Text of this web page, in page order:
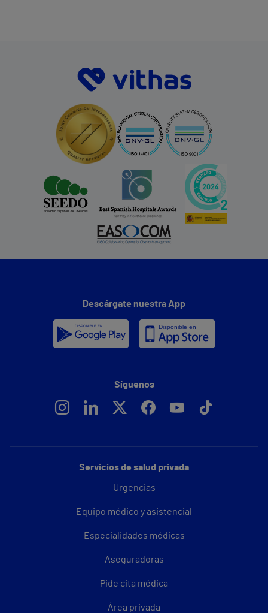
Servicios de salud privada
Urgencias
Equipo médico y asistencial
Especialidades médicas
Aseguradoras
Pide cita médica
Área privada
Descárgate nuestra App
Síguenos